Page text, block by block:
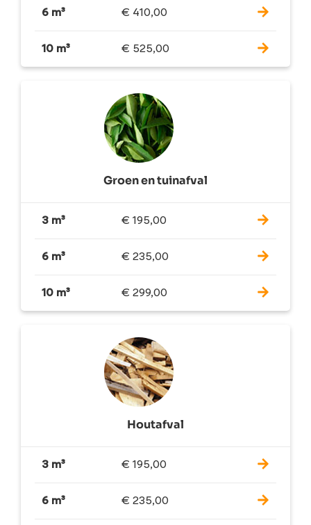
6 m³ € 410,00
10 m³ € 525,00
Groen en tuinafval
3 m³ € 195,00
6 m³ € 235,00
10 m³ € 299,00
Houtafval
3 m³ € 195,00
6 m³ € 235,00